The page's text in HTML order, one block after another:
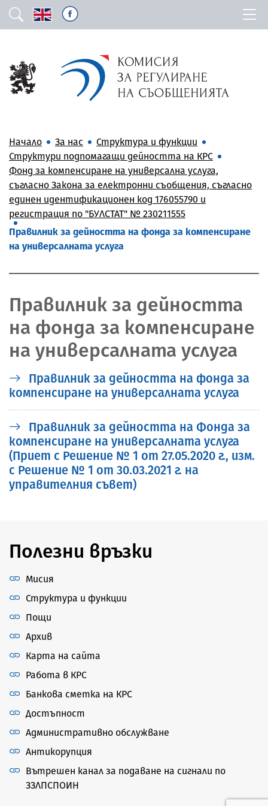
Начало За нас
Структура и функции
Структури подпомагащи дейността на КРС
Фонд за компенсиране на универсална услуга,
съгласно Закона за електронни съобщения, съгласно
единен идентификационен код 176055790 и
регистрация по "БУЛСТАТ" № 230211555
Правилник за дейността на фонда за компенсиране
на универсалната услуга
Правилник за дейността
на фонда за компенсиране
на универсалната услуга
Правилник за дейността на фонда за
компенсиране на универсалната услуга
Правилник за дейността на Фонда за
компенсиране на универсалната услуга
(Приет с Решение № 1 от 27.05.2020 г., изм.
с Решение № 1 от 30.03.2021 г. на
управителния съвет)
Полезни връзки
Мисия
Структура и функции
Пощи
Архив
Карта на сайта
Работа в КРС
Банкова сметка на КРС
Достъпност
Административно обслужване
Антикорупция
Вътрешен канал за подаване на сигнали по
ЗЗЛПСПОИН